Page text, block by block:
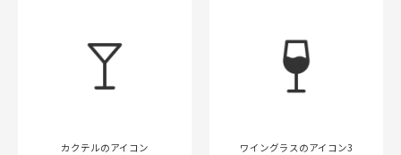
カクテルのアイコン ワイングラスのアイコン3